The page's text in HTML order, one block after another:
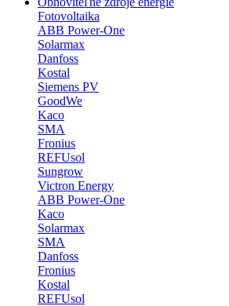
Fotovoltaika
ABB Power-One
Solarmax
Danfoss
Kostal
Siemens PV
GoodWe
Kaco
SMA
Fronius
REFUsol
Sungrow
Victron Energy
ABB Power-One
Kaco
Solarmax
SMA
Danfoss
Fronius
Kostal
REFUsol